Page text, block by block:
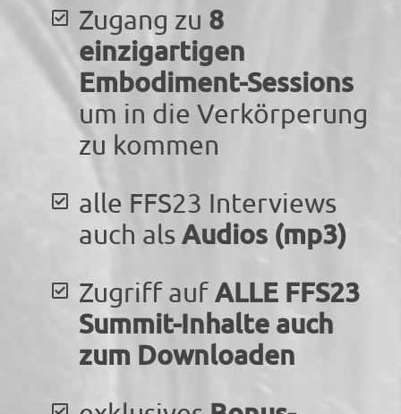
Zugang zu 8
einzigartigen
Embodiment-Sessions
um in die Verkörperung
zu kommen
alle FFS23 Interviews
auch als Audios (mp3)
Zugriff auf ALLE FFS23
Summit-Inhalte auch
zum Downloaden